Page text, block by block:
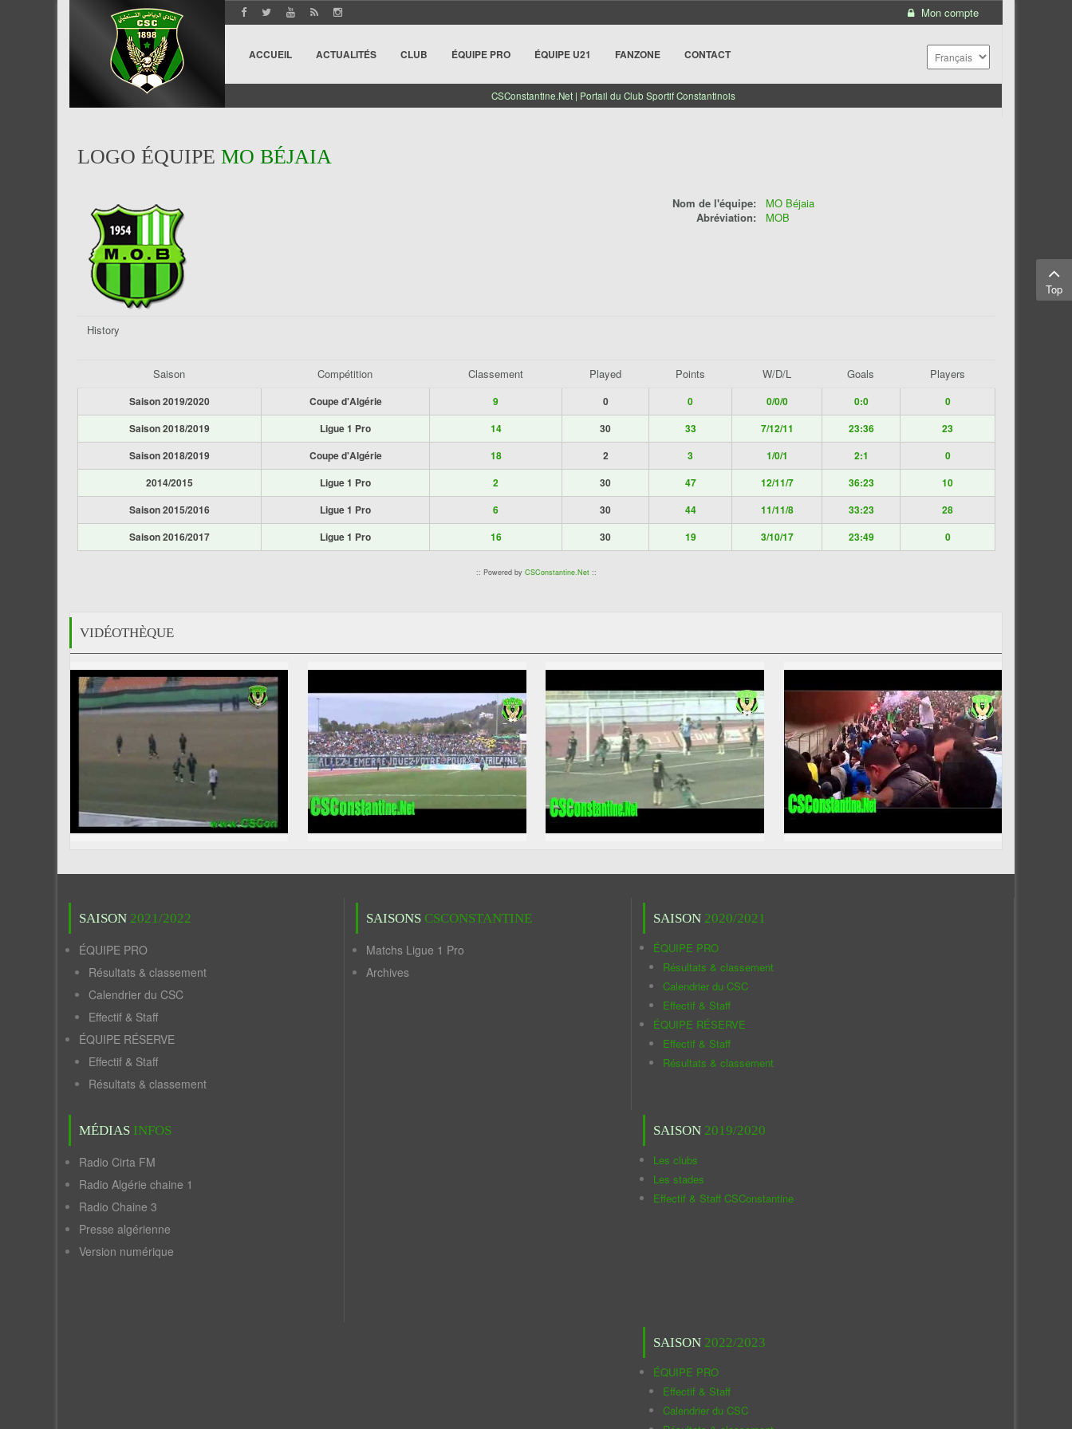
Mon compte
ACCUEIL ACTUALITÉS CLUB ÉQUIPE PRO ÉQUIPE U21 FANZONE CONTACT
CSConstantine.Net | Portail du Club Sportif Constantinois
LOGO ÉQUIPE MO BÉJAIA
Nom de l'équipe:
MO Béjaia
Abréviation:
MOB
History
Saison Compétition Classement Played Points W/D/L Goals Players
Saison 2019/2020 Coupe d'Algérie 9 0 0 0/0/0 0:0
0
Saison 2018/2019
Ligue 1 Pro 14 30 33 7/12/11 23:36
23
Saison 2018/2019
Coupe d'Algérie 18 2 3 1/0/1 2:1
0
2014/2015
Ligue 1 Pro 2 30 47 12/11/7 36:23
10
Saison 2015/2016
Ligue 1 Pro 6 30 44 11/11/8 33:23
28
Saison 2016/2017
Ligue 1 Pro 16 30 19 3/10/17 23:49 0
:: Powered by CSConstantine.Net::
VIDÉOTHÈQUE
SAISON 2021/2022
ÉQUIPE PRO
Résultats & classement
Calendrier du CSC
Effectif & Staff
ÉQUIPE RÉSERVE
Effectif & Staff
Résultats & classement
MÉDIAS INFOS
Radio Cirta FM
Radio Algérie chaine 1
Radio Chaine 3
Presse algérienne
Version numérique
SAISONS CSCONSTANTINE
Matchs Ligue 1 Pro
Archives
SAISON 2020/2021
ÉQUIPE PRO
Résultats & classement
Calendrier du CSC
Effectif & Staff
ÉQUIPE RÉSERVE
Effectif & Staff
Résultats & classement
SAISON 2019/2020
Les clubs
Les stades
Effectif & Staff CSConstantine
SAISON 2022/2023
ÉQUIPE PRO
Effectif & Staff
Calendrier du CSC
Top